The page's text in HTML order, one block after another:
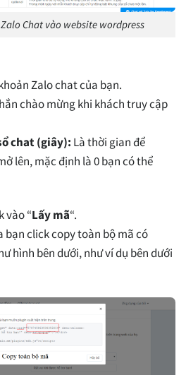
Chat vào website wordpress
Zalo chat của bạn.
chào mừng khi khách truy cập
chat (giây): Là thời gian để
lên, mặc định là 0 bạn có thể
vào “Lấy mã“.
bạn click copy toàn bộ mã có
hình bên dưới, như ví dụ bên dưới